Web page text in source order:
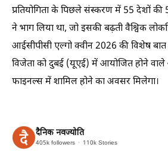
प्रतियोगिता के पिछले संस्करण में 55 देशों
ने भाग लिया था, जो इसकी बढ़ती वैश्विक
आईसीपीसी एल्गो क्वीन 2026 की विशेष
विजेता को दुबई (यूएई) में आयोजित होने वाले
फाइनल्स में शामिल होने का अवसर मिलेगा।
दैनिक नवज्योति
405k followers 110k Stories